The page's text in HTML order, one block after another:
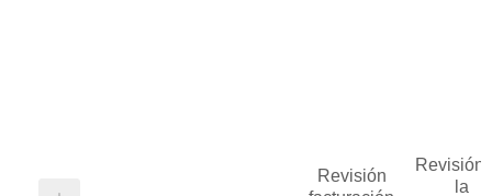
Revisión
Revisión
la